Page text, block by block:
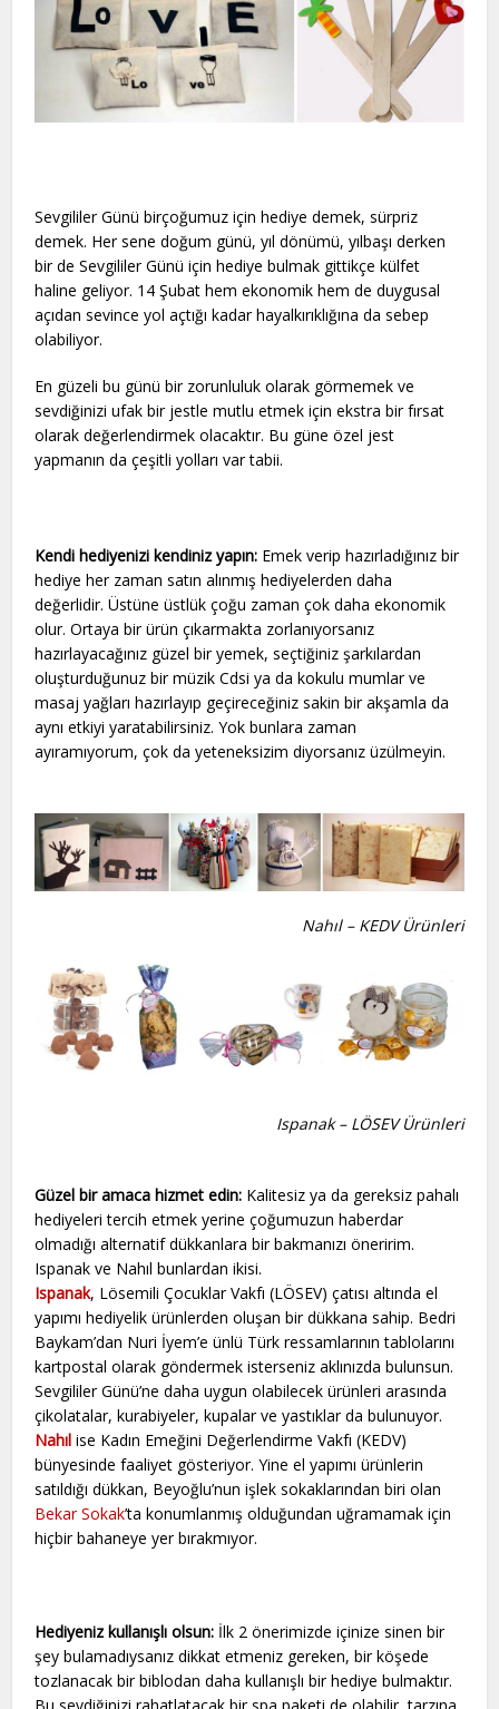
Sevgililer Günü birçoğumuz için hediye demek, sürpriz
demek. Her sene doğum günü, yıl dönümü, yılbaşı derken
bir de Sevgililer Günü için hediye bulmak gittikçe külfet
haline geliyor. 14 Şubat hem ekonomik hem de duygusal
açıdan sevince yol açtığı kadar hayalkırıklığına da sebep
olabiliyor.
En güzeli bu günü bir zorunluluk olarak görmemek ve
sevdiğinizi ufak bir jestle mutlu etmek için ekstra bir fırsat
olarak değerlendirmek olacaktır. Bu güne özel jest
yapmanın da çeşitli yolları var tabii.
Kendi hediyenizi kendiniz yapın: Emek verip hazırladığınız bir
hediye her zaman satın alınmış hediyelerden daha
değerlidir. Üstüne üstlük çoğu zaman çok daha ekonomik
olur. Ortaya bir ürün çıkarmakta zorlanıyorsanız
hazırlayacağınız güzel bir yemek, seçtiğiniz şarkılardan
oluşturduğunuz bir müzik Cdsi ya da kokulu mumlar ve
masaj yağları hazırlayıp geçireceğiniz sakin bir akşamla da
aynı etkiyi yaratabilirsiniz. Yok bunlara zaman
ayıramıyorum, çok da yeteneksizim diyorsanız üzülmeyin.
Nahıl – KEDV Ürünleri
Ispanak – LÖSEV Ürünleri
Güzel bir amaca hizmet edin: Kalitesiz ya da gereksiz pahalı
hediyeleri tercih etmek yerine çoğumuzun haberdar
olmadığı alternatif dükkanlara bir bakmanızı öneririm.
Ispanak ve Nahıl bunlardan ikisi.
Ispanak, Lösemili Çocuklar Vakfı (LÖSEV) çatısı altında el
yapımı hediyelik ürünlerden oluşan bir dükkana sahip. Bedri
Baykam’dan Nuri İyem’e ünlü Türk ressamlarının tablolarını
kartpostal olarak göndermek isterseniz aklınızda bulunsun.
Sevgililer Günü’ne daha uygun olabilecek ürünleri arasında
çikolatalar, kurabiyeler, kupalar ve yastıklar da bulunuyor.
Nahıl ise Kadın Emeğini Değerlendirme Vakfı (KEDV)
bünyesinde faaliyet gösteriyor. Yine el yapımı ürünlerin
satıldığı dükkan, Beyoğlu’nun işlek sokaklarından biri olan
Bekar Sokak’ta konumlanmış olduğundan uğramamak için
hiçbir bahaneye yer bırakmıyor.
Hediyeniz kullanışlı olsun: İlk 2 önerimizde içinize sinen bir
şey bulamadıysanız dikkat etmeniz gereken, bir köşede
tozlanacak bir biblodan daha kullanışlı bir hediye bulmaktır.